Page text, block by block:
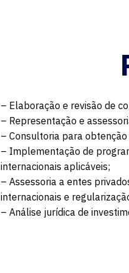
– Elaboração e revisão de
– Representação e
– Consultoria para
– Implementação de
internacionais aplicáveis;
– Assessoria a entes
internacionais e
– Análise jurídica de